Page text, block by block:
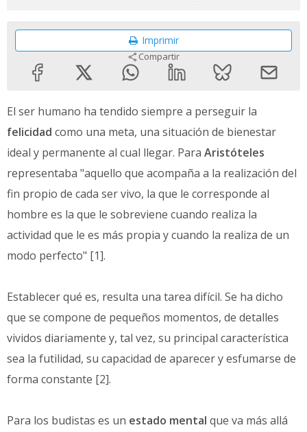
Imprimir
Compartir
El ser humano ha tendido siempre a perseguir la
felicidad como una meta, una situación de bienestar
ideal y permanente al cual llegar. Para Aristóteles
representaba "aquello que acompaña a la realización del
fin propio de cada ser vivo, la que le corresponde al
hombre es la que le sobreviene cuando realiza la
actividad que le es más propia y cuando la realiza de un
modo perfecto" [1].
Establecer qué es, resulta una tarea difícil. Se ha dicho
que se compone de pequeños momentos, de detalles
vividos diariamente y, tal vez, su principal característica
sea la futilidad, su capacidad de aparecer y esfumarse de
forma constante [2].
Para los budistas es un estado mental que va más allá